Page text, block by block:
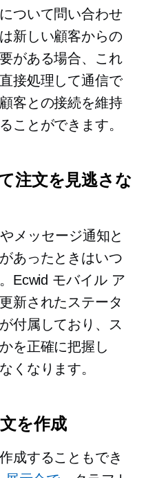
ついて問い合わせ
新しい顧客からの
がある場合、これ
接処理して通信で
客との接続を維持
ことができます。
注文を見逃さな
メッセージ通知と
あったときはいつ
Ecwid モバイル ア
新されたステータ
付属しており、ス
を正確に把握し
くなります。
を作成
成することもでき